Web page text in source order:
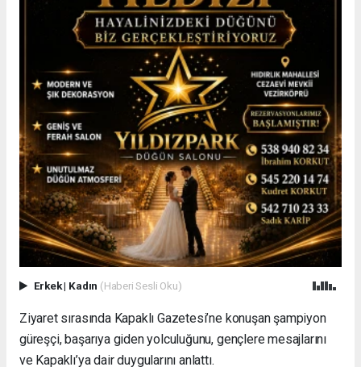
Erkek| Kadın (Haberi Sesli Oku)
Ziyaret sırasında Kapaklı Gazetesi’ne konuşan şampiyon
güreşçi, başarıya giden yolculuğunu, gençlere mesajlarını
ve Kapaklı’ya dair duygularını anlattı.